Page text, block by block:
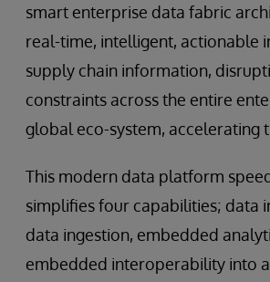
smart enterprise data fabric
real-time, intelligent, actionable
supply chain information,
constraints across the entire
global eco-system, accelerating
This modern data platform
simplifies four capabilities; data
data ingestion, embedded
embedded interoperability into